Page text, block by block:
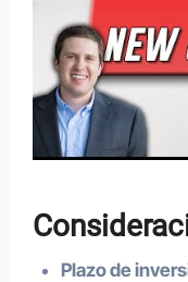
Plazo de